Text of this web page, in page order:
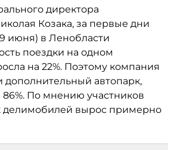
директора
Козака, за первые дни
июня) в Ленобласти
поездки на одном
на 22%. Поэтому компания
автопарк,
86%. По мнению участников
делимобилей вырос примерно